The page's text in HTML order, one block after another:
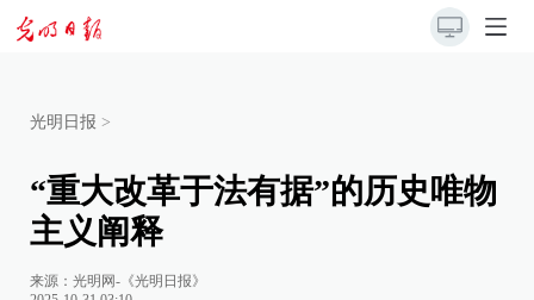
光明日报 >
“重大改革于法有据”的历史唯物
主义阐释
来源： 光明网-《光明日报》